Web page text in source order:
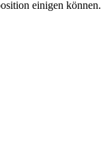
einigen können.